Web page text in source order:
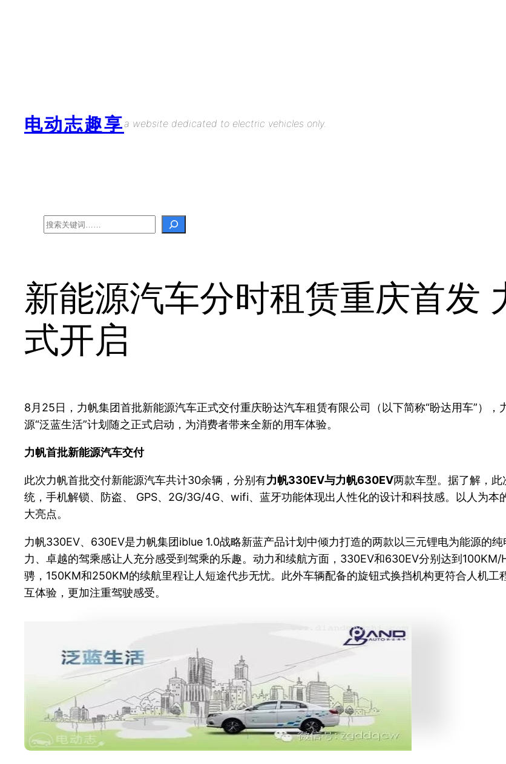
电动志趣享a website dedicated to electric vehicles only.
Search
新能源汽车分时租赁重庆首发
式开启
8月25日，力帆集团首批新能源汽车正式交付重庆盼达汽车租赁有限公司（以下简称“盼达用车”）
源“泛蓝生活”计划随之正式启动，为消费者带来全新的用车体验。
力帆首批新能源汽车交付
此次力帆首批交付新能源汽车共计30余辆，分别有力帆330EV与力帆630EV两款车型。据了解，
统，手机解锁、防盗、 GPS、2G/3G/4G、wifi、蓝牙功能体现出人性化的设计和科技感。以人为
大亮点。
力帆330EV、630EV是力帆集团iblue 1.0战略新蓝产品计划中倾力打造的两款以三元锂电为能源的
力、卓越的驾乘感让人充分感受到驾乘的乐趣。动力和续航方面，330EV和630EV分别达到
骋，150KM和250KM的续航里程让人短途代步无忧。此外车辆配备的旋钮式换挡机构更符合人机
互体验，更加注重驾驶感受。